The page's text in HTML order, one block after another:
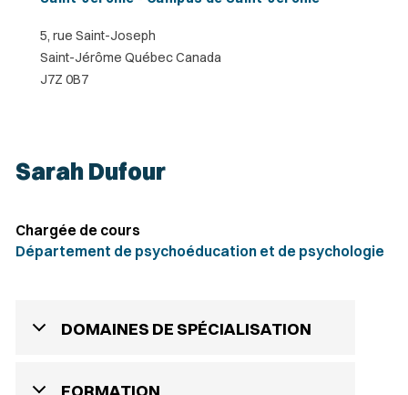
5, rue Saint-Joseph
Saint-Jérôme Québec Canada
J7Z 0B7
Sarah Dufour
Chargée de cours
Département de psychoéducation et de psychologie
DOMAINES DE SPÉCIALISATION